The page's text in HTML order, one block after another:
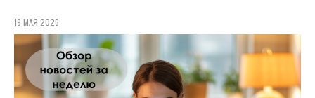
19 МАЯ 2026